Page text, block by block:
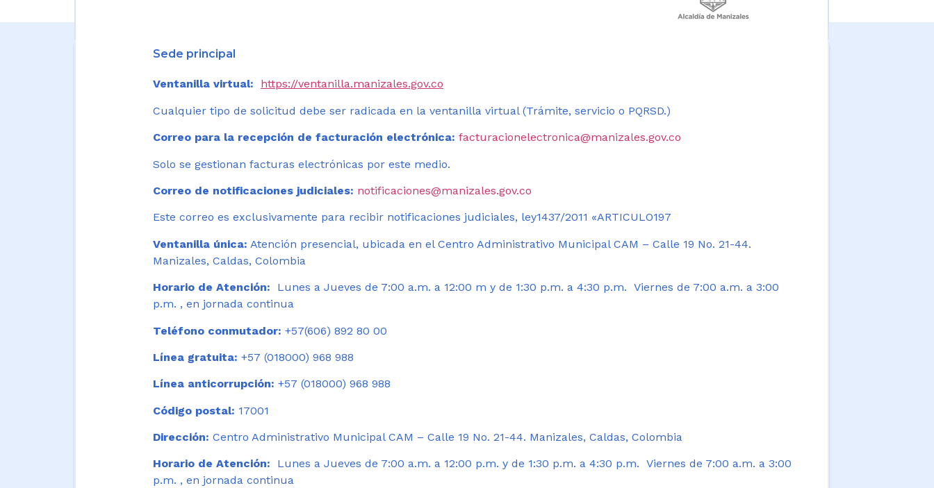
Sede principal
Ventanilla virtual: https://ventanilla.manizales.gov.co
Cualquier tipo de solicitud debe ser radicada en la ventanilla virtual (Trámite, servicio o PQRSD.)
Correo para la recepción de facturación electrónica: facturacionelectronica@manizales.gov.co
Solo se gestionan facturas electrónicas por este medio.
Correo de notificaciones judiciales: notificaciones@manizales.gov.co
Este correo es exclusivamente para recibir notificaciones judiciales, ley1437/2011 «ARTICULO197
Ventanilla única: Atención presencial, ubicada en el Centro Administrativo Municipal CAM – Calle 19 No. 21-44.
Manizales, Caldas, Colombia
Horario de Atención:
Lunes a Jueves de 7:00 a.m. a 12:00 m y de 1:30 p.m. a 4:30 p.m. Viernes de 7:00 a.m. a 3:00
p.m. , en jornada continua
Teléfono conmutador: +57(606) 892 80 00
Línea gratuita: +57 (018000) 968 988
Línea anticorrupción: +57 (018000) 968 988
Código postal: 17001
Dirección: Centro Administrativo Municipal CAM – Calle 19 No. 21-44. Manizales, Caldas, Colombia
Horario de Atención: Lunes a Jueves de 7:00 a.m. a 12:00 p.m. y de 1:30 p.m. a 4:30 p.m. Viernes de 7:00 a.m. a 3:00
p.m. , en jornada continua